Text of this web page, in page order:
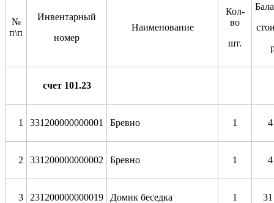
№
п\п
Инвентарный
номер
Наименование
Кол-
во
шт.
счет 101.23
1 331200000000001 Бревно 1
2 331200000000002 Бревно 1
3 231200000000019 Домик беседка 1